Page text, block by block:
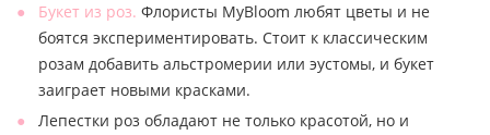
Букет из роз. Флористы MyBloom любят цветы и не
боятся экспериментировать. Стоит к классическим
розам добавить альстромерии или эустомы, и букет
заиграет новыми красками.
Лепестки роз обладают не только красотой, но и